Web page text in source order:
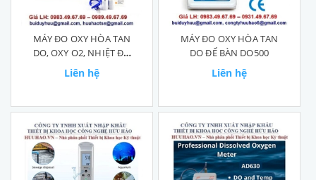
MÁY ĐO OXY HÒA TAN
DO, OXY O2, NHIỆT ĐỘ
EZDO 7031
Liên hệ
MÁY ĐO OXY HÒA TAN
DO ĐỂ BÀN DO500
Liên hệ